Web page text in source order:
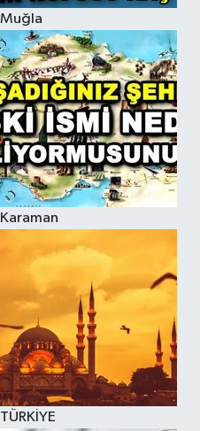
Muğla
Karaman
TÜRKİYE